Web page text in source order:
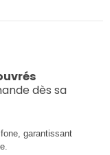
dès sa
garantissant